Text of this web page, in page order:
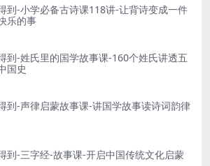
.mp4 [14.54MB]
[208.06kB]
的非洲鼓》
及律动操.jpg [839.18kB]
操.mp4 [96.44MB]
程及律动操.jpg [927.04kB]
.jpg [654.19kB]
[248.45kB]
到-小学必备古诗课118讲-让背诗变成一件
乐的事
到-姓氏里的国学故事课-160个姓氏讲透五
国史
到-声律启蒙故事课-讲国学故事读诗词韵律
到-三字经-故事课-开启中国传统文化启蒙